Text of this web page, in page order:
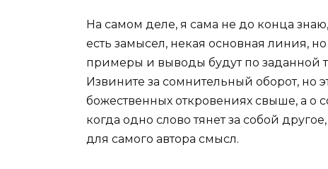
На самом деле, я сама не до конца
есть замысел, некая основная линия,
примеры и выводы будут по заданной
Извините за сомнительный оборот, но
божественных откровениях свыше, а о
когда одно слово тянет за собой
для самого автора смысл.